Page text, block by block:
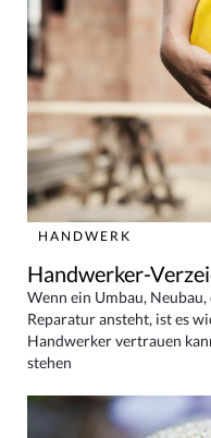
HANDWERK
Handwerker-
Wenn ein Umbau,
Reparatur ansteht, ist es
Handwerker vertrauen
stehen